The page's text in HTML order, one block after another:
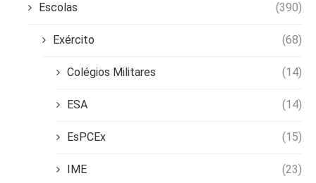
Escolas (390)
Exército (68)
Colégios Militares (14)
ESA (14)
EsPCEx (15)
IME (23)